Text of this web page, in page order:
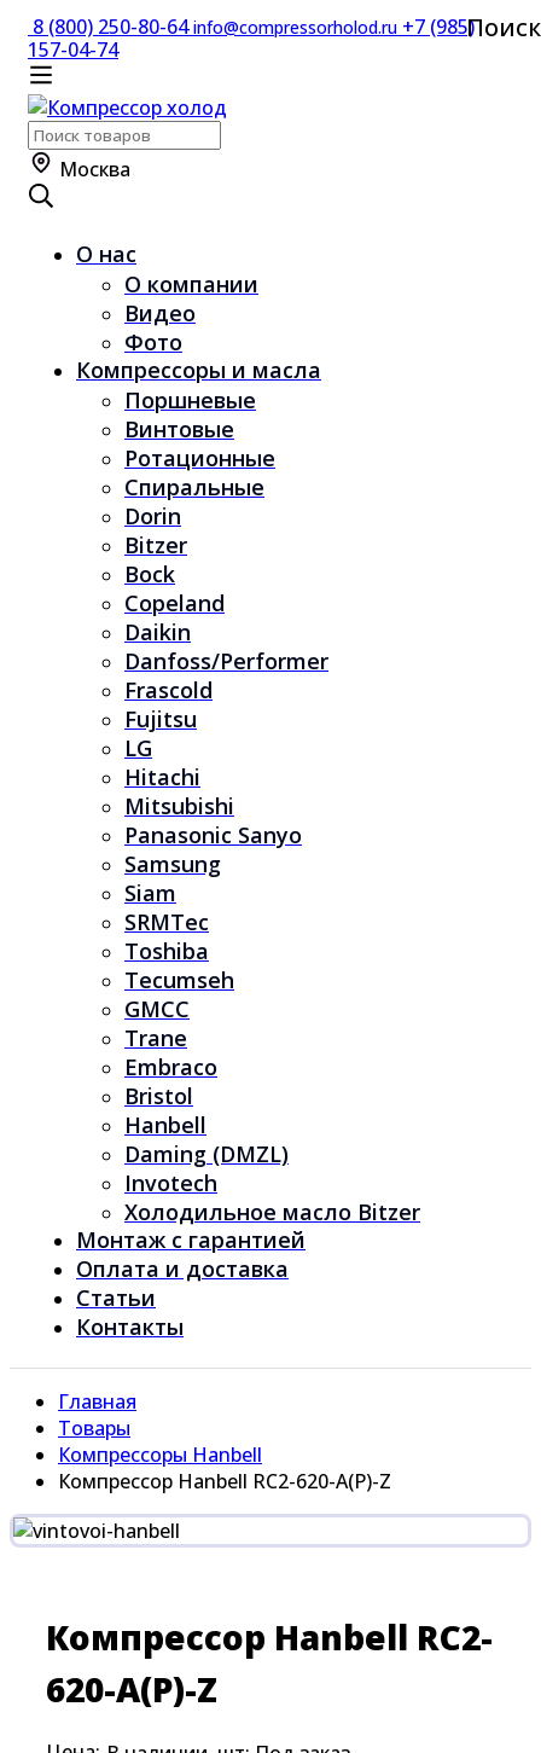
8 (800) 250-80-64info@compressorholod.ru +7 (985)
157-04-74
Поиск
по:
Поиск
Москва
О нас
О компании
Видео
Фото
Компрессоры и масла
Поршневые
Винтовые
Ротационные
Спиральные
Dorin
Bitzer
Bock
Copeland
Daikin
Danfoss/Performer
Frascold
Fujitsu
LG
Hitachi
Mitsubishi
Panasonic Sanyo
Samsung
Siam
SRMTec
Toshiba
Tecumseh
GMCC
Trane
Embraco
Bristol
Hanbell
Daming (DMZL)
Invotech
Холодильное масло Bitzer
Монтаж с гарантией
Оплата и доставка
Статьи
Контакты
Главная
Товары
Компрессоры Hanbell
Компрессор Hanbell RC2-620-A(P)-Z
Компрессор Hanbell RC2-
620-A(P)-Z